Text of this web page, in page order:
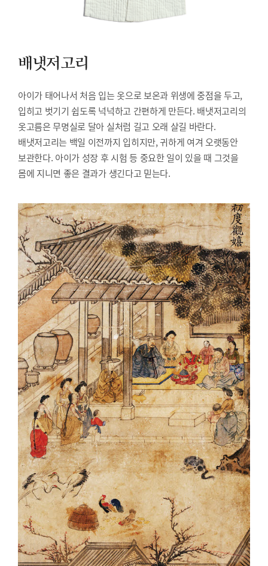
배냇저고리
아이가 태어나서 처음 입는 옷으로 보온과 위생에 중점을 두고,
입히고 벗기기 쉽도록 넉넉하고 간편하게 만든다. 배냇저고리의
옷고름은 무명실로 달아 실처럼 길고 오래 살길 바란다.
배냇저고리는 백일 이전까지 입히지만, 귀하게 여겨 오랫동안
보관한다. 아이가 성장 후 시험 등 중요한 일이 있을 때 그것을
몸에 지니면 좋은 결과가 생긴다고 믿는다.